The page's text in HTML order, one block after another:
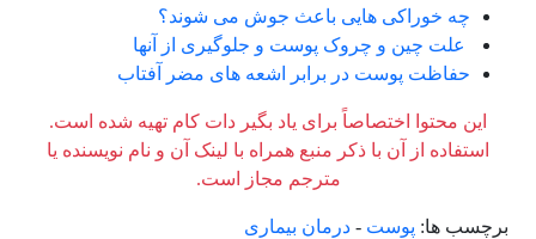
چه خوراکی هایی باعث جوش می شوند؟
علت چین و چروک پوست و جلوگیری از آنها
حفاظت پوست در برابر اشعه های مضر آفتاب
این محتوا اختصاصاً برای یاد بگیر دات کام تهیه شده است.
استفاده از آن با ذکر منبع همراه با لینک آن و نام نویسنده یا
مترجم مجاز است.
برچسب ها: پوست - درمان بیماری